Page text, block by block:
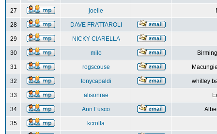
27 joelle
28 DAVE FRATTAROLI
29 NICKY CIARELLA
30 milo
31 rogscouse
32 tonycapaldi whitley
33 alisonrae
34 Ann Fusco
35 kcrolla